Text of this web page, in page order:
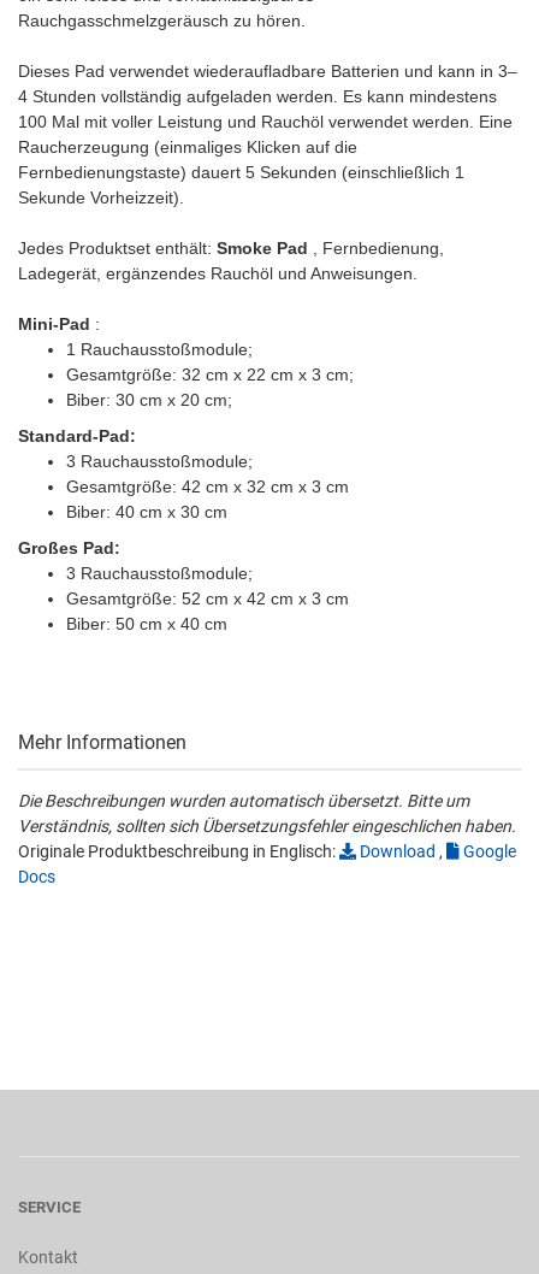
Rauchgasschmelzgeräusch zu hören.
Dieses Pad verwendet wiederaufladbare Batterien und kann in 3–
4 Stunden vollständig aufgeladen werden. Es kann mindestens
100 Mal mit voller Leistung und Rauchöl verwendet werden. Eine
Raucherzeugung (einmaliges Klicken auf die
Fernbedienungstaste) dauert 5 Sekunden (einschließlich 1
Sekunde Vorheizzeit).
Jedes Produktset enthält: Smoke Pad , Fernbedienung,
Ladegerät, ergänzendes Rauchöl und Anweisungen.
Mini-Pad :
1 Rauchausstoßmodule;
Gesamtgröße: 32 cm x 22 cm x 3 cm;
Biber: 30 cm x 20 cm;
Standard-Pad:
3 Rauchausstoßmodule;
Gesamtgröße: 42 cm x 32 cm x 3 cm
Biber: 40 cm x 30 cm
Großes Pad:
3 Rauchausstoßmodule;
Gesamtgröße: 52 cm x 42 cm x 3 cm
Biber: 50 cm x 40 cm
Mehr Informationen
Die Beschreibungen wurden automatisch übersetzt. Bitte um
Verständnis, sollten sich Übersetzungsfehler eingeschlichen haben.
Originale Produktbeschreibung in Englisch:
Download ,
Google
Docs
SERVICE
Kontakt